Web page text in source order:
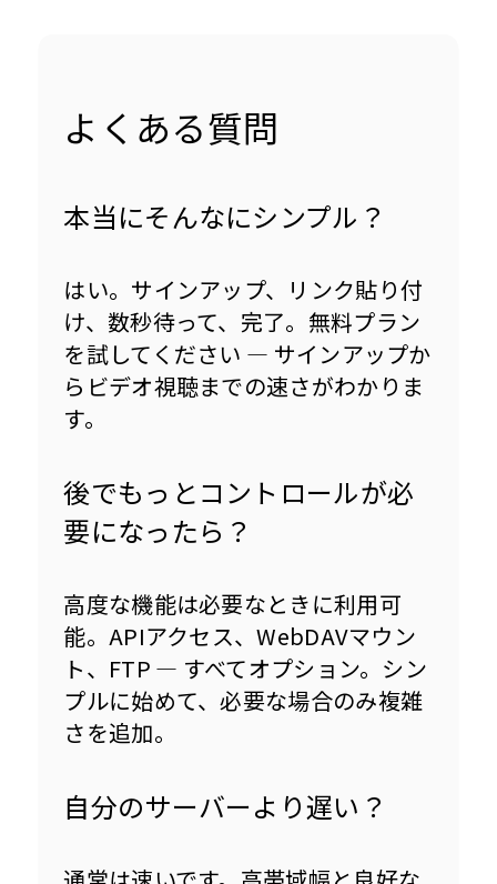
よくある質問
本当にそんなにシンプル？
はい。サインアップ、リンク貼り付
け、数秒待って、完了。無料プラン
を試してください — サインアップか
らビデオ視聴までの速さがわかりま
す。
後でもっとコントロールが必
要になったら？
高度な機能は必要なときに利用可
能。APIアクセス、WebDAVマウン
ト、FTP — すべてオプション。シン
プルに始めて、必要な場合のみ複雑
さを追加。
自分のサーバーより遅い？